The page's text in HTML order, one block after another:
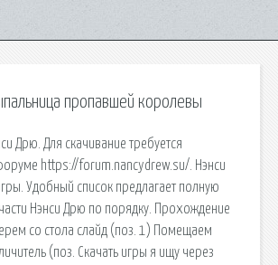
пропавшей королевы
Дрю. Для скачивание требуется
https://forum.nancydrew.su/. Нэнси
Удобный список предлагает полную
Нэнси Дрю по порядку. Прохождение
со стола слайд (поз. 1) Помещаем
(поз. Скачать игры я ищу через